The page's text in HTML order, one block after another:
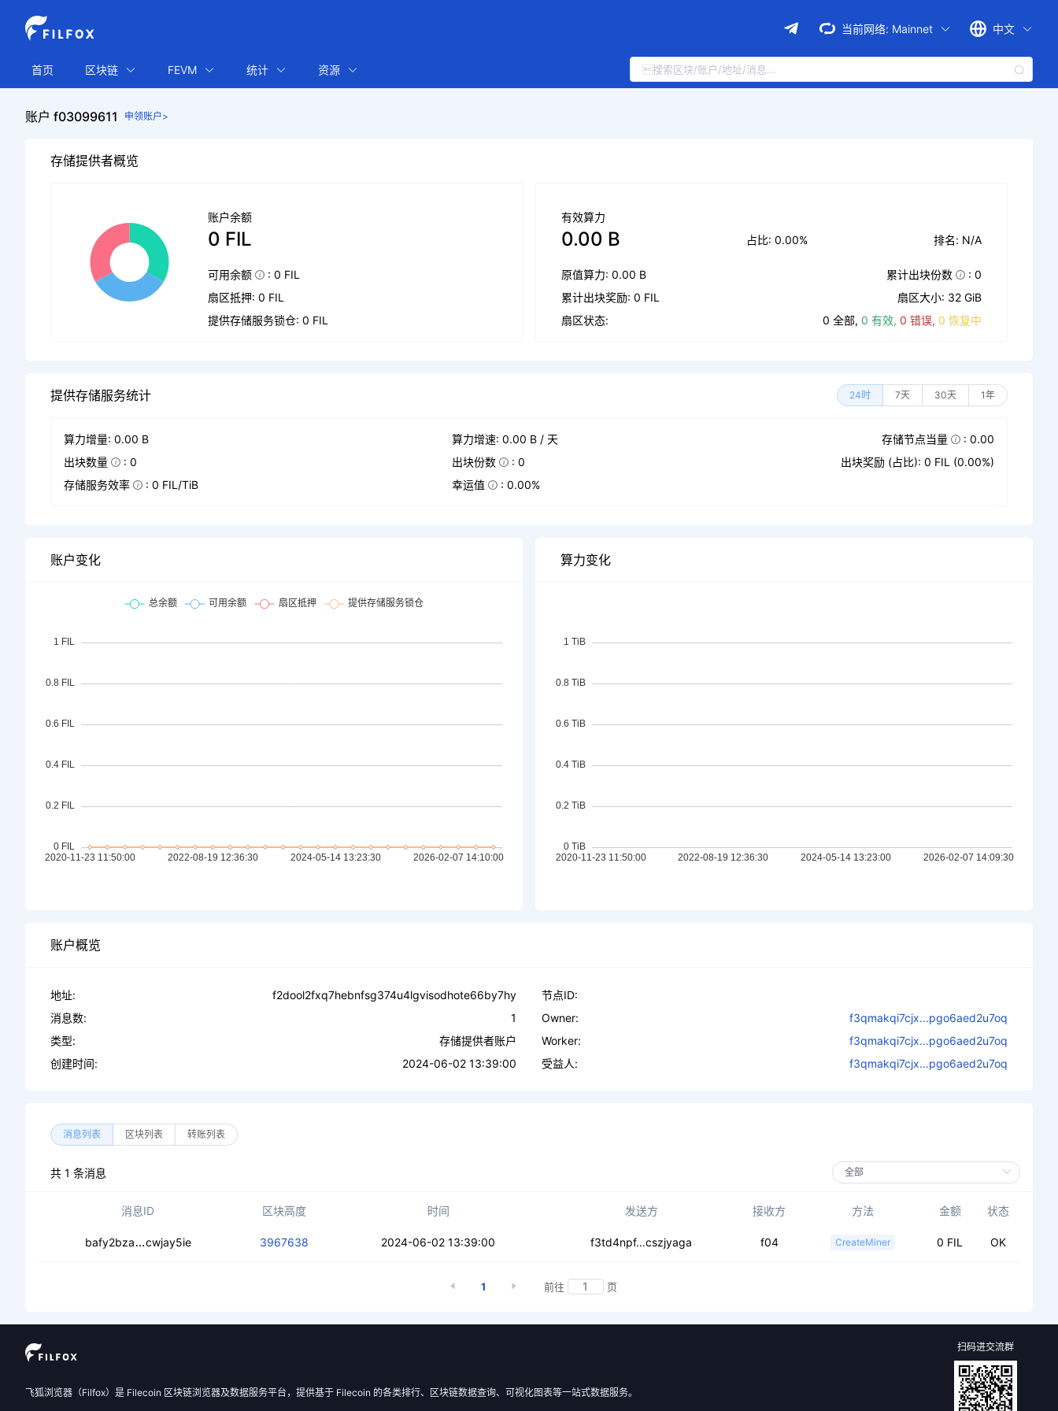
当前网络: Mainnet 中文
首页 区块链 FEVM 统计 资源
账户 f03099611 申领账户>
存储提供者概览
账户余额
0 FIL
可用余额
: 0 FIL
扇区抵押: 0 FIL
提供存储服务锁仓: 0 FIL
有效算力
0.00 B 占比: 0.00% 排名: N/A
原值算力: 0.00 B 累计出块份数
: 0
累计出块奖励: 0 FIL
扇区大小: 32 GiB
扇区状态:
0 全部, 0 有效, 0 错误, 0 恢复中
提供存储服务统计 24时 7天 30天 1年
算力增量: 0.00 B 算力增速: 0.00 B / 天 存储节点当量
: 0.00
出块数量
: 0 出块份数 : 0
出块奖励 (占比): 0 FIL (0.00%)
存储服务效率
: 0 FIL/TiB 幸运值 : 0.00%
账户变化 算力变化
账户概览
地址:
f2dool2fxq7hebnfsg374u4lgvisodhote66by7hy
消息数:
1
类型:
存储提供者账户
创建时间:
2024-06-02 13:39:00
节点ID:
Owner:
f3qmakqi7cjx...pgo6aed2u7oq
Worker:
f3qmakqi7cjx...pgo6aed2u7oq
受益人:
f3qmakqi7cjx...pgo6aed2u7oq
消息列表 区块列表 转账列表
共 1 条消息
消息ID 区块高度 时间 发送方 接收方 方法 金额 状态
bafy2bza cedpyz5xzrtqmqsvejthk7oc3s4yr6656wtccxmgwxqsgs
cwjay5ie 3967638 2024-06-02 13:39:00 f3td4npf...cszjyaga f04 CreateMiner 0 FIL OK
1 前往 页
飞狐浏览器（Filfox）是 Filecoin 区块链浏览器及数据服务平台，提供基于 Filecoin 的各类排行、区块链数据查询、可视化图表等一站式数据服务。
扫码进交流群